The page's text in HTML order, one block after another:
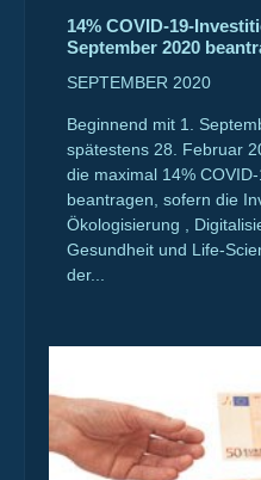
14% COVID-19-
September 2020
SEPTEMBER 2020
Beginnend mit 1.
spätestens 28. Februar
die maximal 14%
beantragen, sofern die
Ökologisierung ,
Gesundheit und Life-
der...